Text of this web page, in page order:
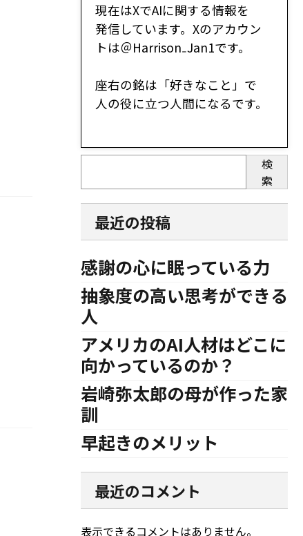
現在はXでAIに関する情報を
発信しています。Xのアカウン
トは＠Harrison₋Jan1です。
座右の銘は「好きなこと」で
人の役に立つ人間になるです。
検
索
最近の投稿
感謝の心に眠っている力
抽象度の高い思考ができる
人
アメリカのAI人材はどこに
向かっているのか？
岩崎弥太郎の母が作った家
訓
早起きのメリット
最近のコメント
表示できるコメントはありません。